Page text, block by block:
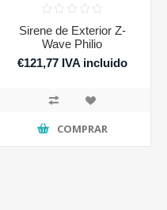
Sirene de Exterior Z-
Wave Philio
€121,77 IVA incluido
COMPRAR